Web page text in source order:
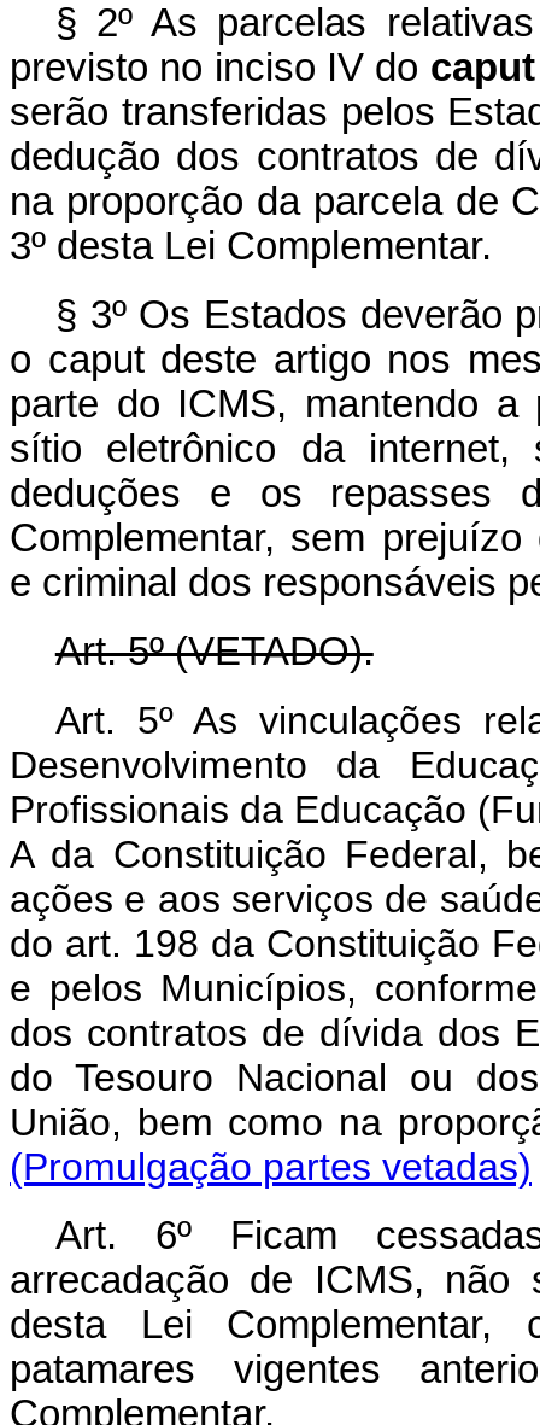
§ 2º As parcelas
previsto no inciso IV do caput
serão transferidas pelos
dedução dos contratos de
na proporção da parcela de
3º desta Lei Complementar.
§ 3º Os Estados deverão
o caputdeste artigo nos
parte do ICMS, mantendo
sítio eletrônico da
deduções e os repasses
Complementar, sem
e criminal dos responsáveis
Art. 5º (VETADO).
Art. 5º As vinculações
Desenvolvimento da
Profissionais da Educação
A da Constituição Federal,
ações e aos serviços de
do art. 198 da Constituição
e pelos Municípios,
dos contratos de dívida dos
do Tesouro Nacional ou
União, bem como na
(Promulgação partes vetadas)
Art. 6º Ficam
arrecadação de ICMS,
desta Lei
patamares vigentes
Complementar.